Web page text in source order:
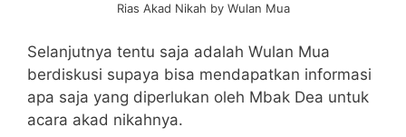
Rias Akad Nikah by Wulan Mua
Selanjutnya tentu saja adalah Wulan Mua
berdiskusi supaya bisa mendapatkan informasi
apa saja yang diperlukan oleh Mbak Dea untuk
acara akad nikahnya.